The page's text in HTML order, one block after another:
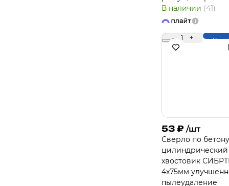
В наличии (41)
- 1 +
53 ₽ /шт
Сверло по бетону
цилиндрический
хвостовик
4х75мм
пылеудаление